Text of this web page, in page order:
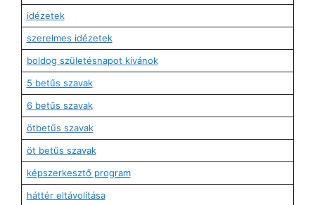
idézetek
szerelmes idézetek
boldog születésnapot kívánok
5 betűs szavak
6 betűs szavak
ötbetűs szavak
öt betűs szavak
képszerkesztő program
háttér eltávolítása